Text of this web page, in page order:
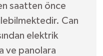
saatten önce
Can
elektrik
ve panolara